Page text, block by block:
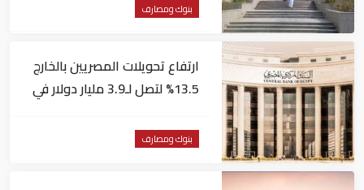
بنوك ومصارف
ارتفاع تحويلات المصريين بالخارج
13.5% لتصل لـ3.9 مليار دولار في
بنوك ومصارف